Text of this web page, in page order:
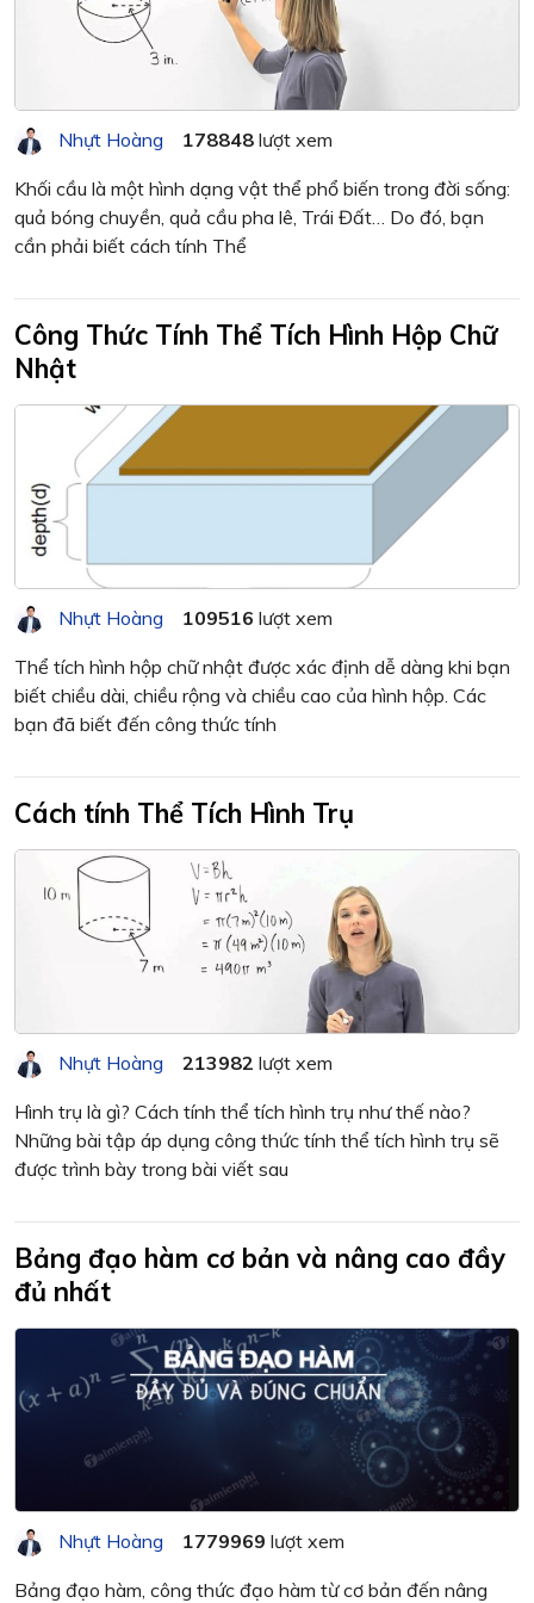
Nhựt Hoàng 178848 lượt xem
Khối cầu là một hình dạng vật thể phổ biến trong đời sống:
quả bóng chuyền, quả cầu pha lê, Trái Đất… Do đó, bạn
cần phải biết cách tính Thể
Công Thức Tính Thể Tích Hình Hộp Chữ
Nhật
Nhựt Hoàng 109516 lượt xem
Thể tích hình hộp chữ nhật được xác định dễ dàng khi bạn
biết chiều dài, chiều rộng và chiều cao của hình hộp. Các
bạn đã biết đến công thức tính
Cách tính Thể Tích Hình Trụ
Nhựt Hoàng 213982 lượt xem
Hình trụ là gì? Cách tính thể tích hình trụ như thế nào?
Những bài tập áp dụng công thức tính thể tích hình trụ sẽ
được trình bày trong bài viết sau
Bảng đạo hàm cơ bản và nâng cao đầy
đủ nhất
Nhựt Hoàng 1779969 lượt xem
Bảng đạo hàm, công thức đạo hàm từ cơ bản đến nâng